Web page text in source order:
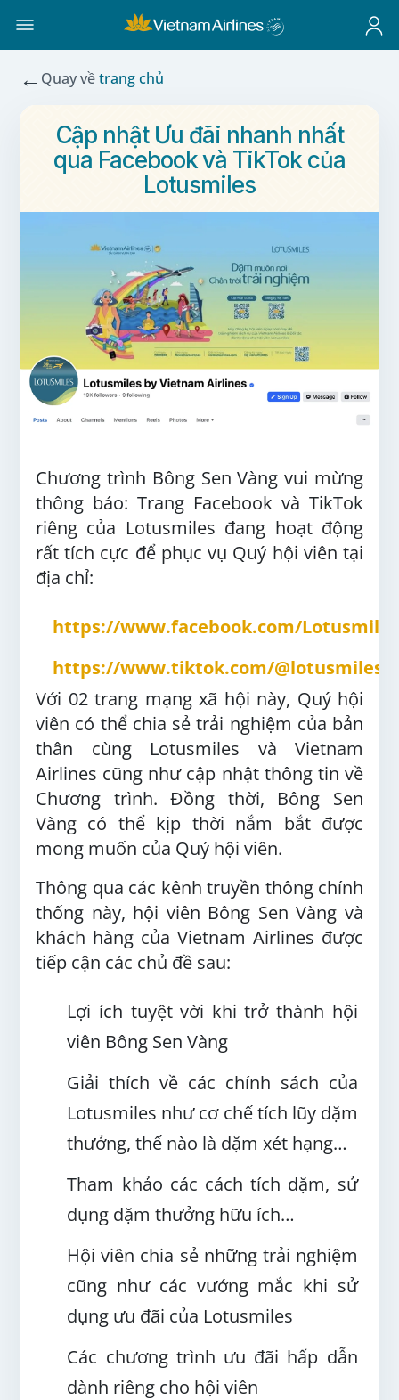
← Quay vềtrang chủ
Cập nhật Ưu đãi nhanh nhất
qua Facebook và TikTok của
Lotusmiles
Chương trình Bông Sen Vàng vui mừng
thông báo: Trang Facebook và TikTok
riêng của Lotusmiles đang hoạt động
rất tích cực để phục vụ Quý hội viên tại
địa chỉ:
https://www.facebook.com/
https://www.tiktok.com/
Với 02 trang mạng xã hội này, Quý hội
viên có thể chia sẻ trải nghiệm của bản
thân cùng Lotusmiles và Vietnam
Airlines cũng như cập nhật thông tin về
Chương trình. Đồng thời, Bông Sen
Vàng có thể kịp thời nắm bắt được
mong muốn của Quý hội viên.
Thông qua các kênh truyền thông chính
thống này, hội viên Bông Sen Vàng và
khách hàng của Vietnam Airlines được
tiếp cận các chủ đề sau:
Lợi ích tuyệt vời khi trở thành hội
viên Bông Sen Vàng
Giải thích về các chính sách của
Lotusmiles như cơ chế tích lũy dặm
thưởng, thế nào là dặm xét hạng…
Tham khảo các cách tích dặm, sử
dụng dặm thưởng hữu ích…
Hội viên chia sẻ những trải nghiệm
cũng như các vướng mắc khi sử
dụng ưu đãi của Lotusmiles
Các chương trình ưu đãi hấp dẫn
dành riêng cho hội viên